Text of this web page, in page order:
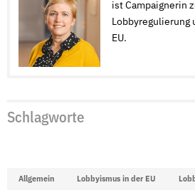
ist Campaignerin
Lobbyregulierung
EU.
Schlagworte
Allgemein Lobbyismus in der EU